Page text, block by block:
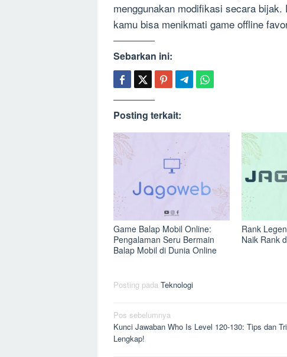
menggunakan modifikasi secara
kamu bisa menikmati game offline
Sebarkan ini:
Posting terkait:
Game Balap Mobil Online:
Pengalaman Seru Bermain
Balap Mobil di Dunia Online
Rank
Naik Rank
Posting pada Teknologi
Navigasi
pos
Pos sebelumnya
Kunci Jawaban Who Is Level 120-130: Tips dan
Lengkap!